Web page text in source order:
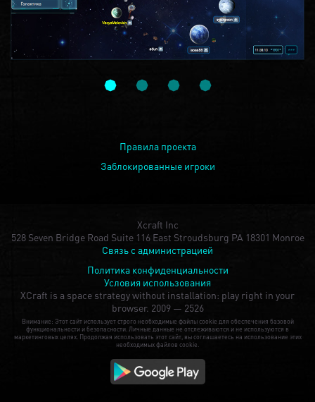
Правила проекта
Заблокированные игроки
Xcraft Inc
528 Seven Bridge Road Suite 116 East Stroudsburg PA 18301 Monroe
Связь с администрацией
Политика конфиденциальности
Условия использования
XCraft is a space strategy without installation: play right in your
browser. 2009 — 2526
Внимание: Этот сайт использует строго необходимые файлы cookie для обеспечения базовой
функциональности и безопасности. Личные данные не отслеживаются и не используются в
маркетинговых целях. Продолжая использовать этот сайт, вы соглашаетесь на использование этих
необходимых файлов cookie.